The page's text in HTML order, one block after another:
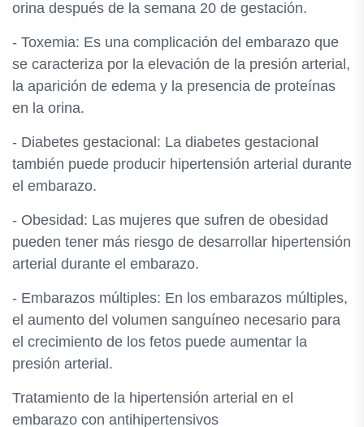
orina después de la semana 20 de gestación.
- Toxemia: Es una complicación del embarazo que
se caracteriza por la elevación de la presión arterial,
la aparición de edema y la presencia de proteínas
en la orina.
- Diabetes gestacional: La diabetes gestacional
también puede producir hipertensión arterial durante
el embarazo.
- Obesidad: Las mujeres que sufren de obesidad
pueden tener más riesgo de desarrollar hipertensión
arterial durante el embarazo.
- Embarazos múltiples: En los embarazos múltiples,
el aumento del volumen sanguíneo necesario para
el crecimiento de los fetos puede aumentar la
presión arterial.
Tratamiento de la hipertensión arterial en el
embarazo con antihipertensivos